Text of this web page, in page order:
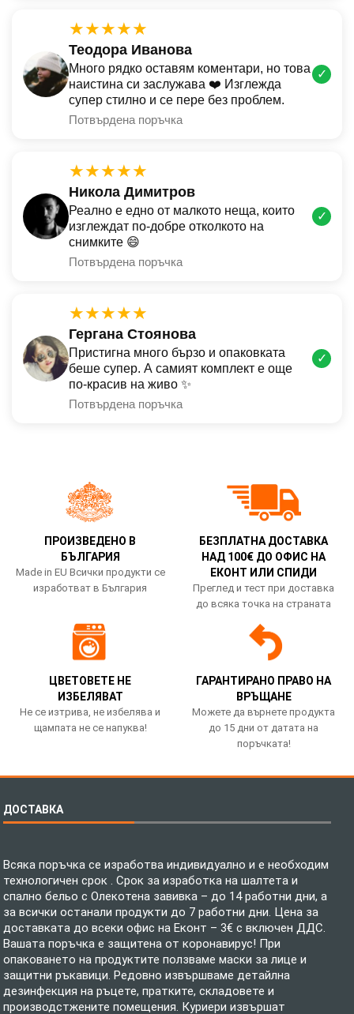
★★★★★
Теодора Иванова
Много рядко оставям коментари, но това
наистина си заслужава ❤️ Изглежда
супер стилно и се пере без проблем.
Потвърдена поръчка
✓
★★★★★
Никола Димитров
Реално е едно от малкото неща, които
изглеждат по-добре отколкото на
снимките 😄
Потвърдена поръчка
✓
★★★★★
Гергана Стоянова
Пристигна много бързо и опаковката
беше супер. А самият комплект е още
по-красив на живо ✨
Потвърдена поръчка
✓
ПРОИЗВЕДЕНО В
БЪЛГАРИЯ
Made in EU Всички продукти се
изработват в България
БЕЗПЛАТНА ДОСТАВКА
НАД 100€ ДО ОФИС НА
ЕКОНТ ИЛИ СПИДИ
Преглед и тест при доставка
до всяка точка на страната
ЦВЕТОВЕТЕ НЕ
ИЗБЕЛЯВАТ
Не се изтрива, не избелява и
щампата не се напуква!
ГАРАНТИРАНО ПРАВО НА
ВРЪЩАНЕ
Можете да върнете продукта
до 15 дни от датата на
поръчката!
ДОСТАВКА
Всяка поръчка се изработва индивидуално и е необходим
технологичен срок . Срок за изработка на шалтета и
спално бельо с Олекотена завивка – до 14 работни дни, а
за всички останали продукти до 7 работни дни. Цена за
доставката до всеки офис на Еконт – 3€ с включен ДДС.
Вашата поръчка е защитена от коронавирус! При
опаковането на продуктите ползваме маски за лице и
защитни ръкавици. Редовно извършваме детайлна
дезинфекция на ръцете, пратките, складовете и
производстжените помещения. Куриери извършат